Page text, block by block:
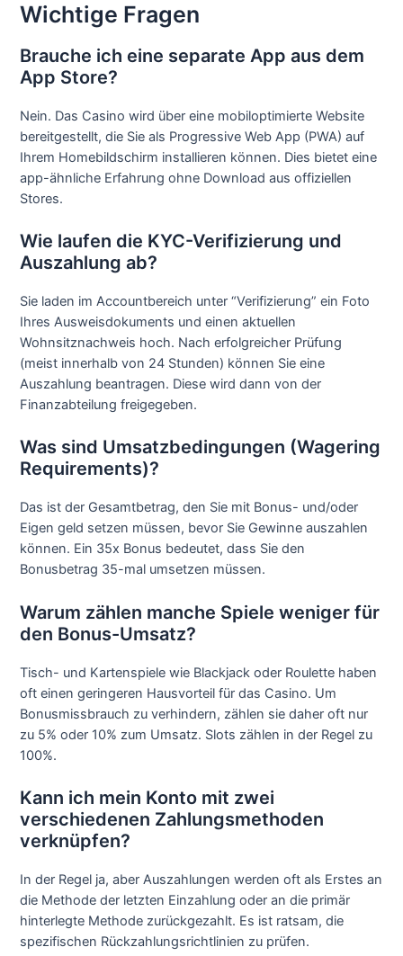
Wichtige Fragen
Brauche ich eine separate App aus dem
App Store?
Nein. Das Casino wird über eine mobiloptimierte Website
bereitgestellt, die Sie als Progressive Web App (PWA) auf
Ihrem Homebildschirm installieren können. Dies bietet eine
app-ähnliche Erfahrung ohne Download aus offiziellen
Stores.
Wie laufen die KYC-Verifizierung und
Auszahlung ab?
Sie laden im Accountbereich unter “Verifizierung” ein Foto
Ihres Ausweisdokuments und einen aktuellen
Wohnsitznachweis hoch. Nach erfolgreicher Prüfung
(meist innerhalb von 24 Stunden) können Sie eine
Auszahlung beantragen. Diese wird dann von der
Finanzabteilung freigegeben.
Was sind Umsatzbedingungen (Wagering
Requirements)?
Das ist der Gesamtbetrag, den Sie mit Bonus- und/oder
Eigen geld setzen müssen, bevor Sie Gewinne auszahlen
können. Ein 35x Bonus bedeutet, dass Sie den
Bonusbetrag 35-mal umsetzen müssen.
Warum zählen manche Spiele weniger für
den Bonus-Umsatz?
Tisch- und Kartenspiele wie Blackjack oder Roulette haben
oft einen geringeren Hausvorteil für das Casino. Um
Bonusmissbrauch zu verhindern, zählen sie daher oft nur
zu 5% oder 10% zum Umsatz. Slots zählen in der Regel zu
100%.
Kann ich mein Konto mit zwei
verschiedenen Zahlungsmethoden
verknüpfen?
In der Regel ja, aber Auszahlungen werden oft als Erstes an
die Methode der letzten Einzahlung oder an die primär
hinterlegte Methode zurückgezahlt. Es ist ratsam, die
spezifischen Rückzahlungsrichtlinien zu prüfen.